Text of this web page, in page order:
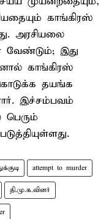
காங்கிரஸ்
அரசியலை
வேண்டும்; இது
காங்கிரஸ்
தயங்க
இச்சம்பவம்
பெரும்
attempt to murder
தி.மு.க.வினர்